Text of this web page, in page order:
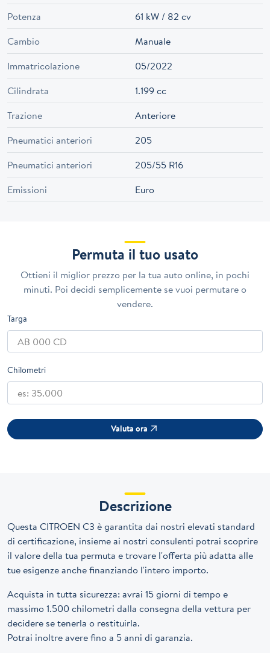
Potenza
61 kW / 82 cv
Cambio
Manuale
Immatricolazione
05/2022
Cilindrata
1.199 cc
Trazione
Anteriore
Pneumatici anteriori
205
Pneumatici anteriori
205/55 R16
Emissioni
Euro
Permuta il tuo usato
Ottieni il miglior prezzo per la tua auto online, in pochi
minuti. Poi decidi semplicemente se vuoi permutare o
vendere.
Targa
Chilometri
Valuta ora
Descrizione
Questa CITROEN C3 è garantita dai nostri elevati standard
di certificazione, insieme ai nostri consulenti potrai scoprire
il valore della tua permuta e trovare l'offerta più adatta alle
tue esigenze anche finanziando l'intero importo.
Acquista in tutta sicurezza: avrai 15 giorni di tempo e
massimo 1.500 chilometri dalla consegna della vettura per
decidere se tenerla o restituirla.
Potrai inoltre avere fino a 5 anni di garanzia.